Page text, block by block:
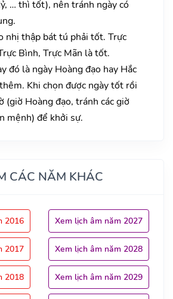
… thì tốt), nên tránh ngày có
nhị thập bát tú phải tốt. Trực
Bình, Trực Mãn là tốt.
đó là ngày Hoàng đạo hay Hắc
Khi chọn được ngày tốt rồi
(giờ Hoàng đạo, tránh các giờ
mệnh) để khởi sự.
CÁC NĂM KHÁC
2016
2017
2018
Xem lịch âm năm 2027
Xem lịch âm năm 2028
Xem lịch âm năm 2029